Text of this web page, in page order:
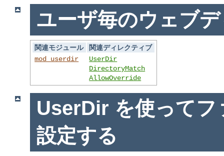
ユーザ毎のウェブ
関連モジュール
関連ディレクティブ
mod_userdir
UserDir
DirectoryMatch
AllowOverride
UserDir を使ってフ
設定する